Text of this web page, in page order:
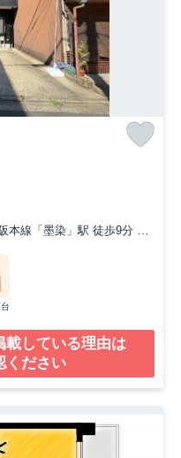
本線「墨染」駅 徒歩9分
載している理由は
ください